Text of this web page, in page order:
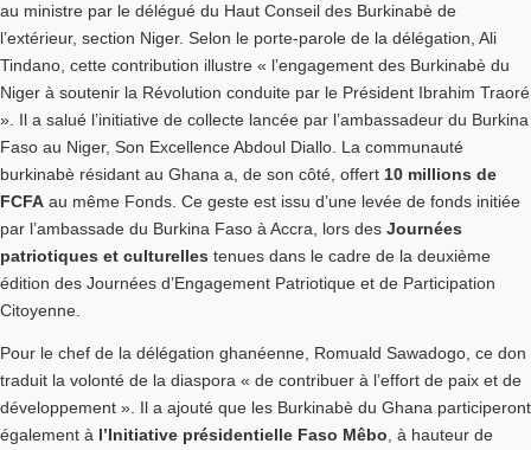
au ministre par le délégué du Haut Conseil des Burkinabè de
l’extérieur, section Niger. Selon le porte-parole de la délégation, Ali
Tindano, cette contribution illustre « l’engagement des Burkinabè du
Niger à soutenir la Révolution conduite par le Président Ibrahim Traoré
». Il a salué l’initiative de collecte lancée par l’ambassadeur du Burkina
Faso au Niger, Son Excellence Abdoul Diallo. La communauté
burkinabè résidant au Ghana a, de son côté, offert 10 millions de
FCFA au même Fonds. Ce geste est issu d’une levée de fonds initiée
par l’ambassade du Burkina Faso à Accra, lors des Journées
patriotiques et culturelles tenues dans le cadre de la deuxième
édition des Journées d’Engagement Patriotique et de Participation
Citoyenne.
Pour le chef de la délégation ghanéenne, Romuald Sawadogo, ce don
traduit la volonté de la diaspora « de contribuer à l’effort de paix et de
développement ». Il a ajouté que les Burkinabè du Ghana participeront
également à l’Initiative présidentielle Faso Mêbo , à hauteur de